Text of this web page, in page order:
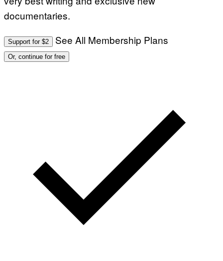
documentaries.
Support for $2 See All Membership Plans
Or, continue for free